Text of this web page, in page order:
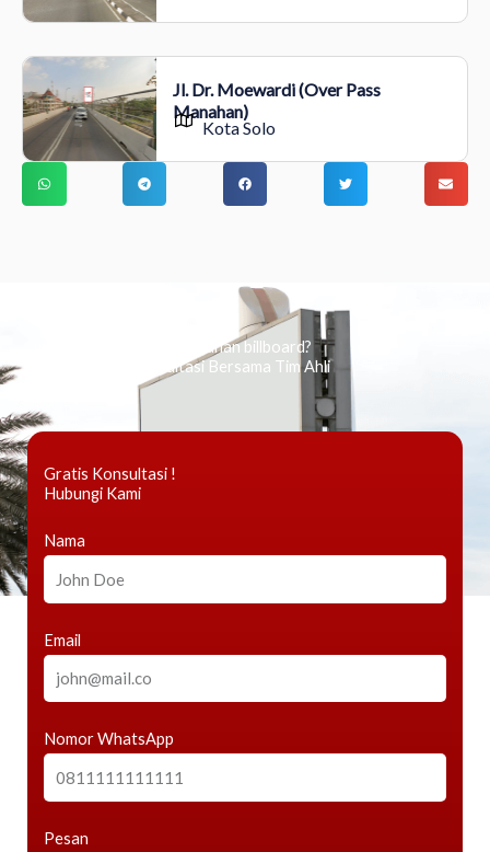
Jl. Dr. Moewardi (Over Pass
Manahan)
Kota Solo
Ingin tahu tentang periklanan billboard?
Kami Berikan Konsultasi Bersama Tim Ahli
Gratis Konsultasi !
Hubungi Kami
Nama
Email
Nomor WhatsApp
Pesan